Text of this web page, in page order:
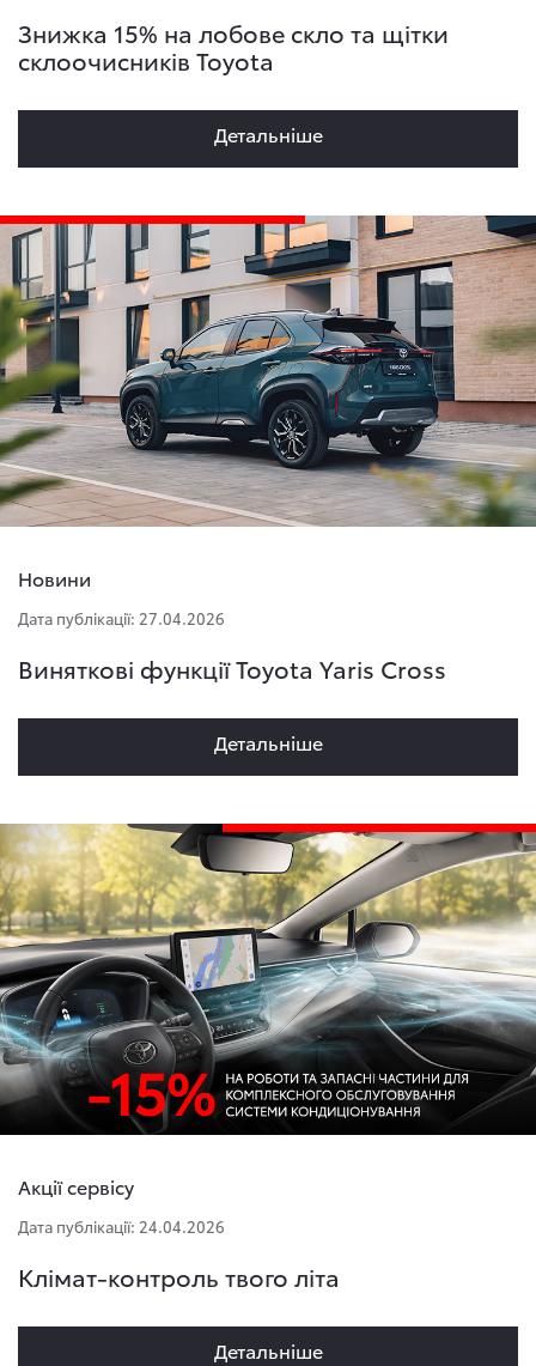
Знижка 15% на лобове скло та щітки
склоочисників Toyota
Детальнiше
Новини
Дата публікації: 27.04.2026
Виняткові функції Toyota Yaris Cross
Детальнiше
Акції сервісу
Дата публікації: 24.04.2026
Клімат-контроль твого літа
Детальнiше